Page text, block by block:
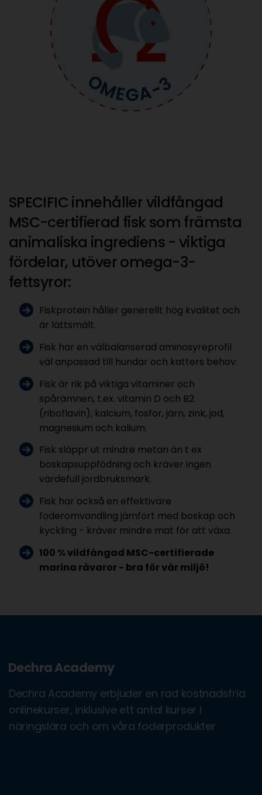
SPECIFIC innehåller vildfångad
MSC-certifierad fisk som främsta
animaliska ingrediens - viktiga
fördelar, utöver omega-3-
fettsyror:
Fiskprotein håller generellt hög kvalitet och
är lättsmält.
Fisk har en välbalanserad aminosyreprofil
väl anpassad till hundar och katters behov.
Fisk är rik på viktiga vitaminer och
spårämnen, t.ex. vitamin D och B2
(riboflavin), kalcium, fosfor, järn, zink, jod,
magnesium och kalium.
Fisk släppr ut mindre metan än t ex
boskapsuppfödning och kräver ingen
värdefull jordbruksmark.
Fisk har också en effektivare
foderomvandling jämfört med boskap och
kyckling - kräver mindre mat för att växa.
100 % vildfångad MSC-certifierade
marina råvaror - bra för vår miljö!
Dechra Academy
Dechra Academy erbjuder en rad kostnadsfria
onlinekurser, inklusive ett antal kurser i
näringslära och om våra foderprodukter